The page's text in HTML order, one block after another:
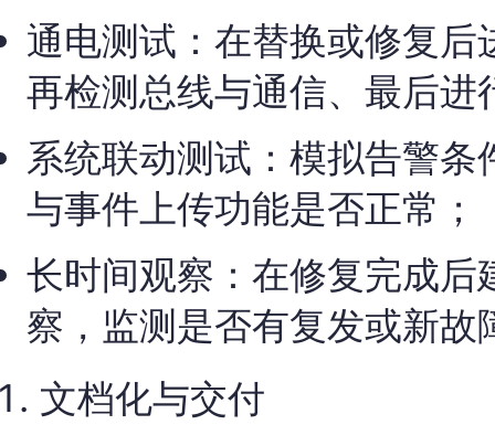
通电测试：在替换或修复
再检测总线与通信、最后进
系统联动测试：模拟告警
与事件上传功能是否正常；
长时间观察：在修复完成
察，监测是否有复发或新故
文档化与交付